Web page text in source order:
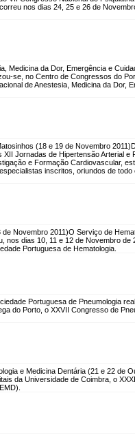
nos dias 24, 25 e 26 de
Medicina da Dor, Emergência e
se, no Centro de Congressos do
de Anestesia, Medicina da Dor,
(18 e 19 de Novembro 2011)
Jornadas de Hipertensão Arterial e
e Formação Cardiovascular,
inscritos, oriundos de todo
de Novembro 2011)O Serviço de
dias 10, 11 e 12 de Novembro de
Portuguesa de Hematologia.
Portuguesa de Pneumologia
do Porto, o XXVII Congresso de
e Medicina Dentária (21 e 22 de
da Universidade de Coimbra, o